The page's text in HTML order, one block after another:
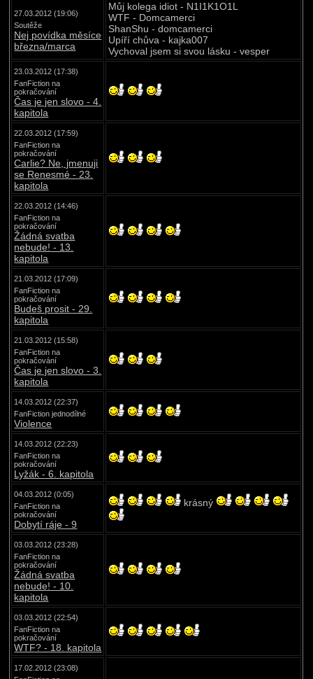
27.03.2012 (19:06)
Soutěže
Nej povídka měsíce
března/marca
Můj kolega idiot - N1I1K1O1L
WTF - Domcamerci
ShanShu - domcamerci
Upíří chůva - kajka007
Vychoval jsem si svou lásku - vesper
23.03.2012 (17:38)
FanFiction na
pokračování
Čas je jen slovo - 4.
kapitola
22.03.2012 (17:59)
FanFiction na
pokračování
Carlie? Ne, jmenuji
se Renesmé - 23.
kapitola
22.03.2012 (14:46)
FanFiction na
pokračování
Žádná svatba
nebude! - 13.
kapitola
21.03.2012 (17:09)
FanFiction na
pokračování
Budeš prosit - 29.
kapitola
21.03.2012 (15:58)
FanFiction na
pokračování
Čas je jen slovo - 3.
kapitola
14.03.2012 (22:37)
FanFiction jednodílné
Violence
14.03.2012 (22:23)
FanFiction na
pokračování
Lyžák - 6. kapitola
04.03.2012 (0:05)
FanFiction na
pokračování
Dobytí ráje - 9
krásný
03.03.2012 (23:28)
FanFiction na
pokračování
Žádná svatba
nebude! - 10.
kapitola
03.03.2012 (22:54)
FanFiction na
pokračování
WTF? - 18. kapitola
17.02.2012 (23:08)